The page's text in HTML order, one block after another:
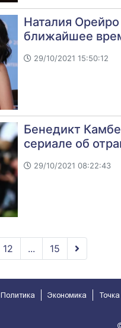
Наталия
ближайшее
29/10/2021 15:50:12
Бенедикт
сериале об
29/10/2021 08:22:43
12 ... 15
Политика Экономика